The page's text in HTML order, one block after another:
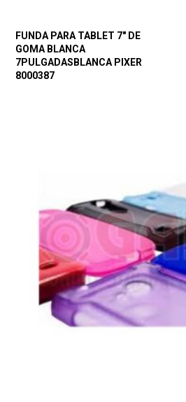
FUNDA PARA TABLET 7″ DE
GOMA BLANCA
7PULGADASBLANCA PIXER
8000387